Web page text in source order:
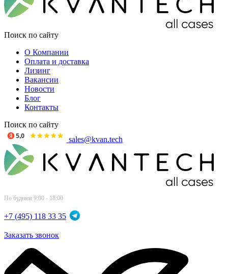
Поиск по сайту
О Компании
Оплата и доставка
Лизинг
Вакансии
Новости
Блог
Контакты
Поиск по сайту
sales@kvan.tech
По будням 9:00 - 18:00
+7 (495) 118 33 35
Заказать звонок